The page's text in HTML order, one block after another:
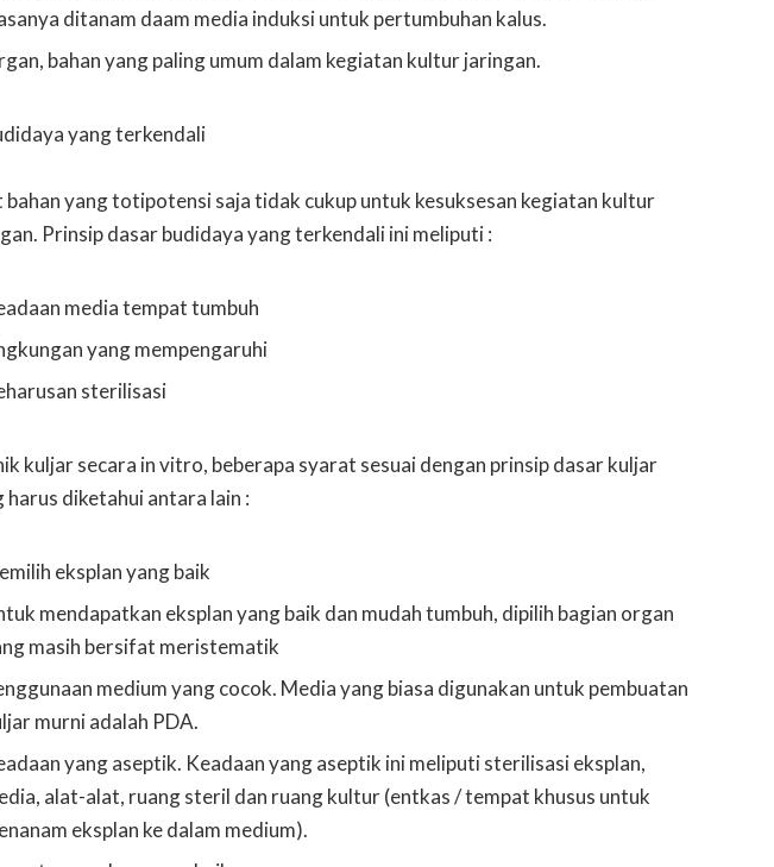
ditanam daam media induksi untuk pertumbuhan kalus.
bahan yang paling umum dalam kegiatan kultur jaringan.
yang terkendali
bahan yang totipotensi saja tidak cukup untuk kesuksesan kegiatan kultur
Prinsip dasar budidaya yang terkendali ini meliputi :
media tempat tumbuh
yang mempengaruhi
sterilisasi
kuljar secara in vitro, beberapa syarat sesuai dengan prinsip dasar kuljar
harus diketahui antara lain :
eksplan yang baik
mendapatkan eksplan yang baik dan mudah tumbuh, dipilih bagian organ
masih bersifat meristematik
medium yang cocok. Media yang biasa digunakan untuk pembuatan
murni adalah PDA.
yang aseptik. Keadaan yang aseptik ini meliputi sterilisasi eksplan,
alat-alat, ruang steril dan ruang kultur (entkas / tempat khusus untuk
eksplan ke dalam medium).